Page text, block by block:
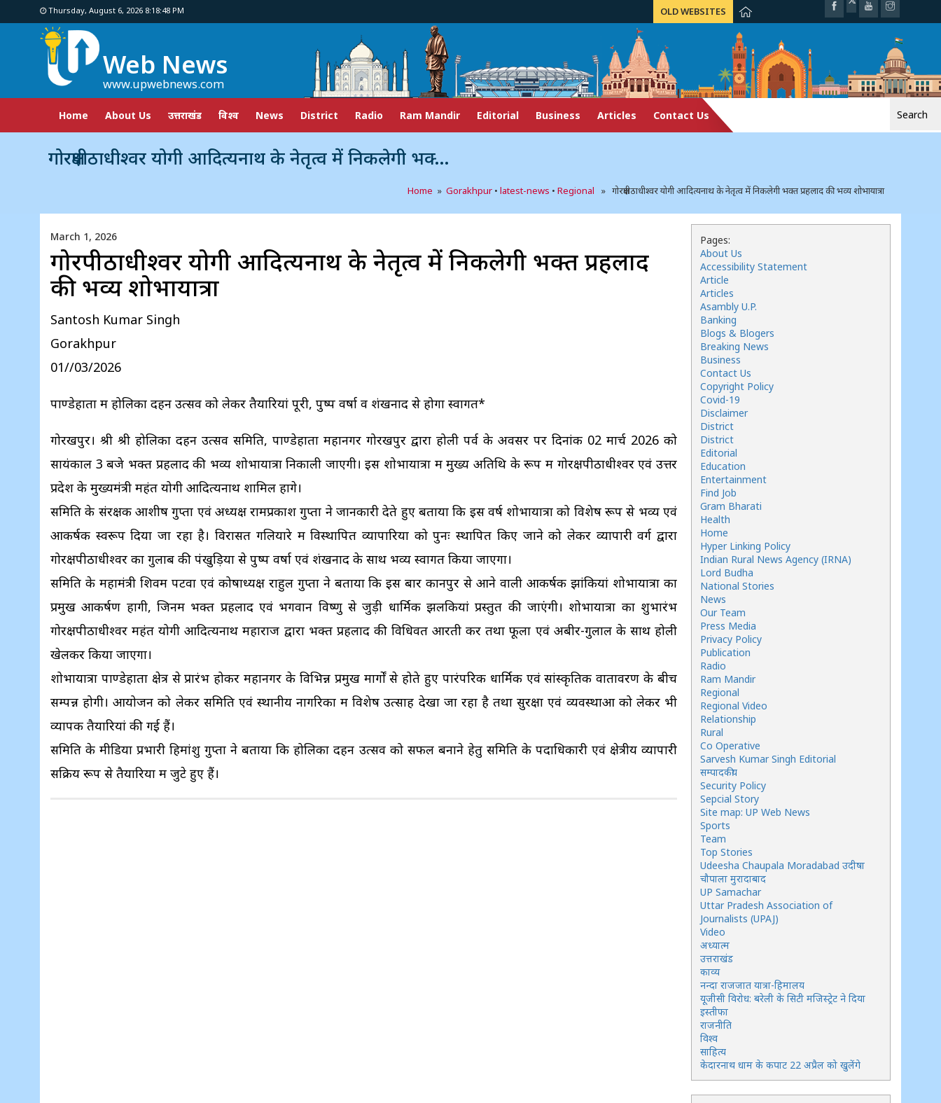
Thursday, August 6, 2026 8:18:49 PM OLD WEBSITES
Web News
www.upwebnews.com
Home About Us उत्तराखंड विश्व News District Radio Ram Mandir Editorial Business Articles Contact Us
गोरक्षपीठाधीश्वर योगी आदित्यनाथ के नेतृत्व में निकलेगी भक्त प्रहलाद की भव्य शोभायात्रा
Home » Gorakhpur • latest-news • Regional » गोरक्षपीठाधीश्वर योगी आदित्यनाथ के नेतृत्व में निकलेगी भक्त प्रहलाद की भव्य शोभायात्रा
March 1, 2026
गोरक्षपीठाधीश्वर योगी आदित्यनाथ के नेतृत्व में निकलेगी भक्त प्रहलाद
की भव्य शोभायात्रा
Santosh Kumar Singh
Gorakhpur
01//03/2026
पाण्डेहाता में होलिका दहन उत्सव को लेकर तैयारियां पूरी, पुष्प वर्षा व शंखनाद से होगा स्वागत*
गोरखपुर। श्री श्री होलिका दहन उत्सव समिति, पाण्डेहाता महानगर गोरखपुर द्वारा होली पर्व के अवसर पर दिनांक 02 मार्च 2026 को
सायंकाल 3 बजे भक्त प्रहलाद की भव्य शोभायात्रा निकाली जाएगी। इस शोभायात्रा में मुख्य अतिथि के रूप में गोरक्षपीठाधीश्वर एवं उत्तर
प्रदेश के मुख्यमंत्री महंत योगी आदित्यनाथ शामिल होंगे।
समिति के संरक्षक आशीष गुप्ता एवं अध्यक्ष रामप्रकाश गुप्ता ने जानकारी देते हुए बताया कि इस वर्ष शोभायात्रा को विशेष रूप से भव्य एवं
आकर्षक स्वरूप दिया जा रहा है। विरासत गलियारे में विस्थापित व्यापारियों को पुनः स्थापित किए जाने को लेकर व्यापारी वर्ग द्वारा
गोरक्षपीठाधीश्वर का गुलाब की पंखुड़ियों से पुष्प वर्षा एवं शंखनाद के साथ भव्य स्वागत किया जाएगा।
समिति के महामंत्री शिवम पटवा एवं कोषाध्यक्ष राहुल गुप्ता ने बताया कि इस बार कानपुर से आने वाली आकर्षक झांकियां शोभायात्रा का
प्रमुख आकर्षण होंगी, जिनमें भक्त प्रहलाद एवं भगवान विष्णु से जुड़ी धार्मिक झलकियां प्रस्तुत की जाएंगी। शोभायात्रा का शुभारंभ
गोरक्षपीठाधीश्वर महंत योगी आदित्यनाथ महाराज द्वारा भक्त प्रहलाद की विधिवत आरती कर तथा फूलों एवं अबीर-गुलाल के साथ होली
खेलकर किया जाएगा।
शोभायात्रा पाण्डेहाता क्षेत्र से प्रारंभ होकर महानगर के विभिन्न प्रमुख मार्गों से होते हुए पारंपरिक धार्मिक एवं सांस्कृतिक वातावरण के बीच
सम्पन्न होगी। आयोजन को लेकर समिति एवं स्थानीय नागरिकों में विशेष उत्साह देखा जा रहा है तथा सुरक्षा एवं व्यवस्थाओं को लेकर भी
व्यापक तैयारियां की गई हैं।
समिति के मीडिया प्रभारी हिमांशु गुप्ता ने बताया कि होलिका दहन उत्सव को सफल बनाने हेतु समिति के पदाधिकारी एवं क्षेत्रीय व्यापारी
सक्रिय रूप से तैयारियों में जुटे हुए हैं।
Pages:
About Us
Accessibility Statement
Article
Articles
Asambly U.P.
Banking
Blogs & Blogers
Breaking News
Business
Contact Us
Copyright Policy
Covid-19
Disclaimer
District
District
Editorial
Education
Entertainment
Find Job
Gram Bharati
Health
Home
Hyper Linking Policy
Indian Rural News Agency (IRNA)
Lord Budha
National Stories
News
Our Team
Press Media
Privacy Policy
Publication
Radio
Ram Mandir
Regional
Regional Video
Relationship
Rural
Co Operative
Sarvesh Kumar Singh Editorial
सम्पादकीय
Security Policy
Sepcial Story
Site map: UP Web News
Sports
Team
Top Stories
Udeesha Chaupala Moradabad उदीषा
चौपाला मुरादाबाद
UP Samachar
Uttar Pradesh Association of
Journalists (UPAJ)
Video
अध्यात्म
उत्तराखंड
काव्य
नन्दा राजजात यात्रा-हिमालय
यूजीसी विरोध: बरेली के सिटी मजिस्ट्रेट ने दिया
इस्तीफा
राजनीति
विश्व
साहित्य
केदारनाथ धाम के कपाट 22 अप्रैल को खुलेंगे